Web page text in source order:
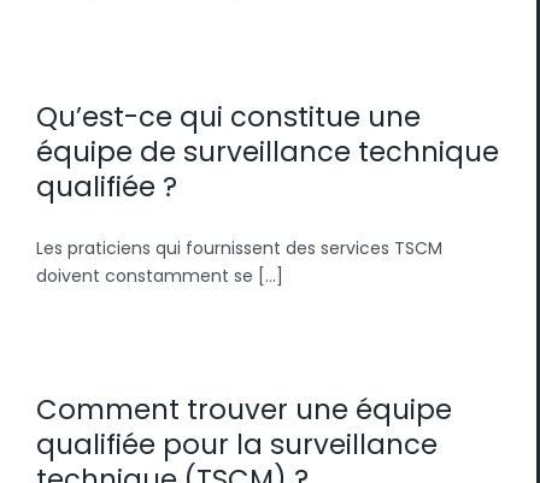
Qu’est-ce qui constitue une
équipe de surveillance technique
qualifiée ?
Les praticiens qui fournissent des services TSCM
doivent constamment se [...]
Comment trouver une équipe
qualifiée pour la surveillance